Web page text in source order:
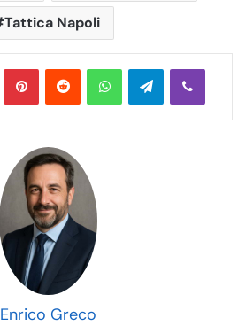
Tattica Napoli
WhatsApp Telegram
Enrico Greco